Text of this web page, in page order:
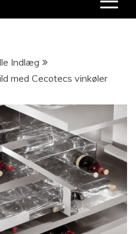
Indlæg
med Cecotecs vinkøler